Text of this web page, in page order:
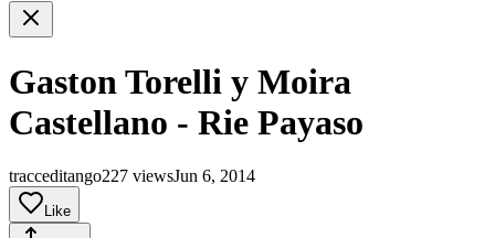
Gaston Torelli y Moira
Castellano - Rie Payaso
tracceditango227 viewsJun 6, 2014
Like